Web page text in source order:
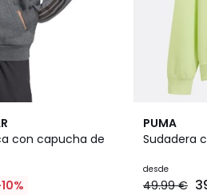
con capucha de
PUMA
Sudadera
desde
49.99 €
5
Colores